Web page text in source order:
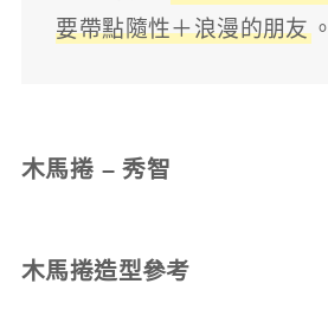
要帶點隨性＋浪漫的朋友。
木馬捲 – 秀智
木馬捲造型參考